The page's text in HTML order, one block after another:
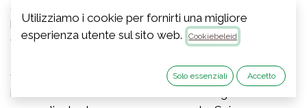
consegna. Gli individui di età inferiore ai 18 anni avranno
bisogno del consenso dei loro genitori o del loro
tutore legale per diventare clienti di Biolatina.
1.3 L’account cliente con Biolatina è personale e le
informazioni fornite al momento della registrazione
Utilizziamo i cookie per fornirti una migliore
esperienza utente sul sito web.
Cookiebeleid
Solo essenziali Accetto